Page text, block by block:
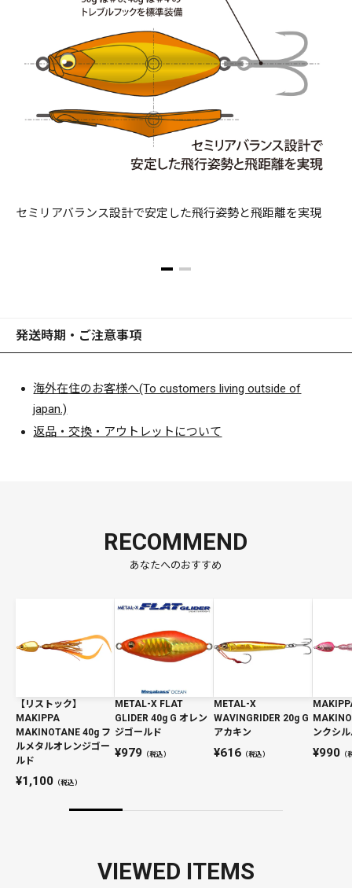
セミリアバランス設計で安定した飛行姿勢と飛距離を実現
発送時期・ご注意事項
海外在住のお客様へ(To customers living outside of
japan.)
返品・交換・アウトレットについて
RECOMMEND
あなたへのおすすめ
【リストック】
MAKIPPA
MAKINOTANE 40g フ
ルメタルオレンジゴー
ルド
1,100 （税込）
METAL-X FLAT
GLIDER 40g G オレン
ジゴールド
979（税込）
METAL-X
WAVINGRIDER 20g G
アカキン
616（税込）
ンクシ
990（
VIEWED ITEMS